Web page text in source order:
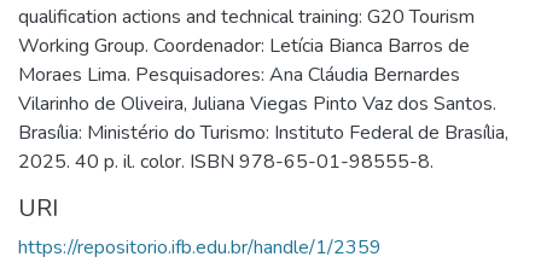
qualification actions and technical training: G20 Tourism
Working Group. Coordenador: Letícia Bianca Barros de
Moraes Lima. Pesquisadores: Ana Cláudia Bernardes
Vilarinho de Oliveira, Juliana Viegas Pinto Vaz dos Santos.
Brasília: Ministério do Turismo: Instituto Federal de Brasília,
2025. 40 p. il. color. ISBN 978-65-01-98555-8.
URI
https://repositorio.ifb.edu.br/handle/1/2359